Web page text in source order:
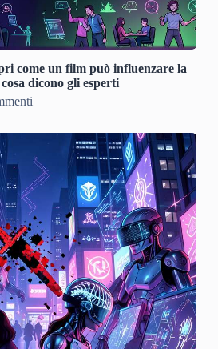
come un film può influenzare la
dicono gli esperti